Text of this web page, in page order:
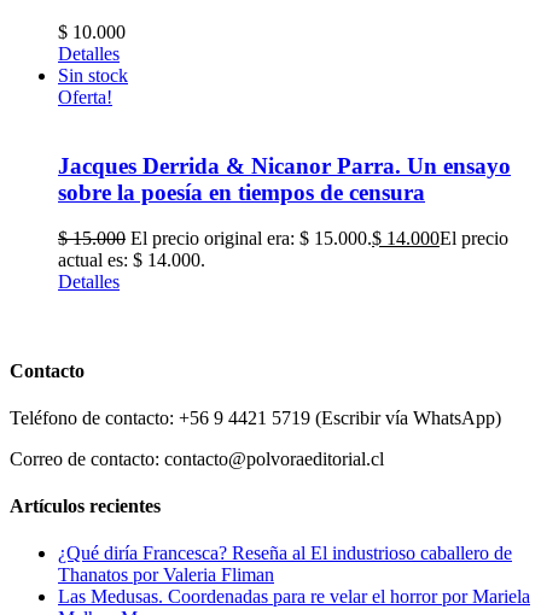
$ 10.000
Detalles
Sin stock
Oferta!
Jacques Derrida & Nicanor Parra. Un ensayo
sobre la poesía en tiempos de censura
$15.000 El precio original era: $ 15.000.$ 14.000El precio
actual es: $ 14.000.
Detalles
Contacto
Teléfono de contacto: +56 9 4421 5719 (Escribir vía WhatsApp)
Correo de contacto: contacto@polvoraeditorial.cl
Artículos recientes
¿Qué diría Francesca? Reseña al El industrioso caballero de
Thanatos por Valeria Fliman
Las Medusas. Coordenadas para re velar el horror por Mariela